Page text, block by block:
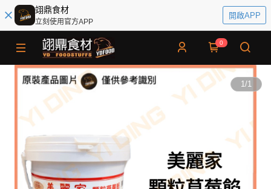
翊鼎食材
立刻使用官方APP
開啟APP
0
1/1